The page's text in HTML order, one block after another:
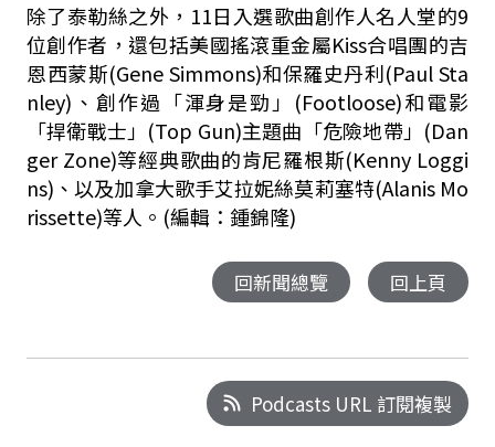
除了泰勒絲之外，11日入選歌曲創作人名人堂的9
位創作者，還包括美國搖滾重金屬Kiss合唱團的吉
恩西蒙斯(Gene Simmons)和保羅史丹利(Paul Sta
nley)、創作過「渾身是勁」(Footloose)和電影
「捍衛戰士」(Top Gun)主題曲「危險地帶」(Dan
ger Zone)等經典歌曲的肯尼羅根斯(Kenny Loggi
ns)、以及加拿大歌手艾拉妮絲莫莉塞特(Alanis Mo
rissette)等人。(編輯：鍾錦隆)
回新聞總覽 回上頁
Podcasts URL 訂閱複製